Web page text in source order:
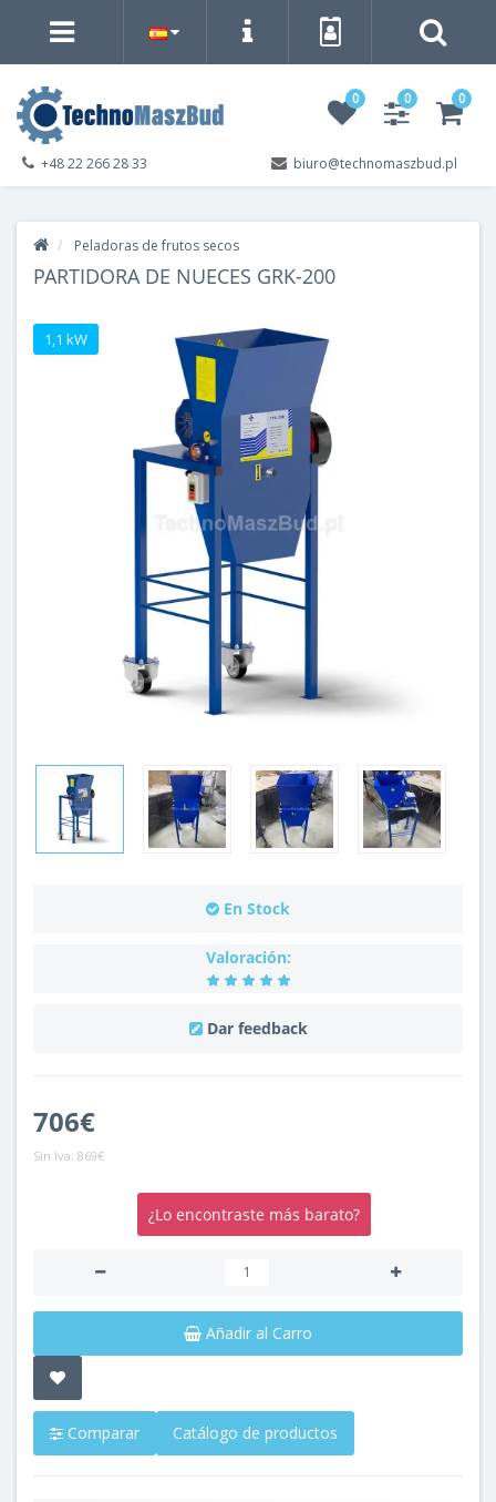
0 0 0
biuro@technomaszbud.pl
+48 22 266 28 33
Peladoras de frutos secos
PARTIDORA DE NUECES GRK-200
1,1 kW
En Stock
Valoración:
Dar feedback
706€
Sin Iva: 869€
¿Lo encontraste más barato?
Añadir al Carro
Comparar Catálogo de productos